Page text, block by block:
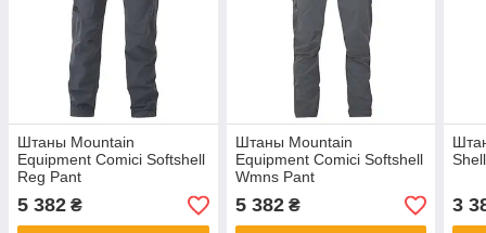
Штаны Mountain
Equipment Comici Softshell
Reg Pant
5 382 ₴
Штаны Mountain
Equipment Comici Softshell
Wmns Pant
5 382₴ 3